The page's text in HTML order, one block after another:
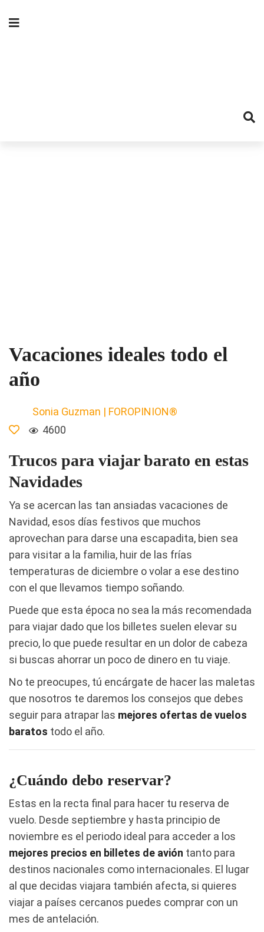
Vacaciones ideales todo el
año
Sonia Guzman | FOROPINION®
4600
Trucos para viajar barato en estas
Navidades
Ya se acercan las tan ansiadas vacaciones de
Navidad, esos días festivos que muchos
aprovechan para darse una escapadita, bien sea
para visitar a la familia, huir de las frías
temperaturas de diciembre o volar a ese destino
con el que llevamos tiempo soñando.
Puede que esta época no sea la más recomendada
para viajar dado que los billetes suelen elevar su
precio, lo que puede resultar en un dolor de cabeza
si buscas ahorrar un poco de dinero en tu viaje.
No te preocupes, tú encárgate de hacer las maletas
que nosotros te daremos los consejos que debes
seguir para atrapar las mejores ofertas de vuelos
baratos todo el año.
¿Cuándo debo reservar?
Estas en la recta final para hacer tu reserva de
vuelo. Desde septiembre y hasta principio de
noviembre es el periodo ideal para acceder a los
mejores precios en billetes de avión tanto para
destinos nacionales como internacionales. El lugar
al que decidas viajara también afecta, si quieres
viajar a países cercanos puedes comprar con un
mes de antelación.